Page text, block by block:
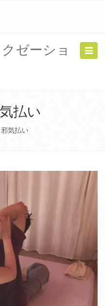
ゼーショ
払い
邪気払い